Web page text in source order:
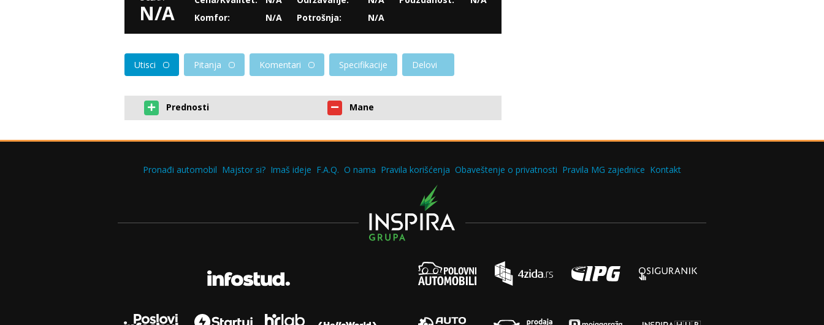
N/A
Komfor:
N/A
Potrošnja:
N/A
Utisci Pitanja Komentari Specifikacije Delovi
Prednosti Mane
Pronađi automobil Majstor si? Imaš ideje F.A.Q. O nama Pravila korišćenja Obaveštenje o privatnosti Pravila MG zajednice Kontakt